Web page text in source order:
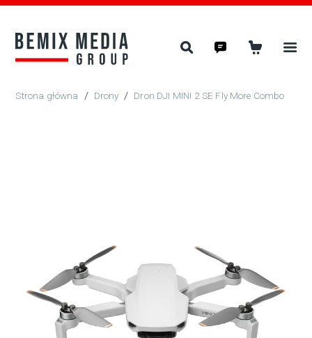
/ Drony / Dron DJI MINI 2 SE Fly More Combo